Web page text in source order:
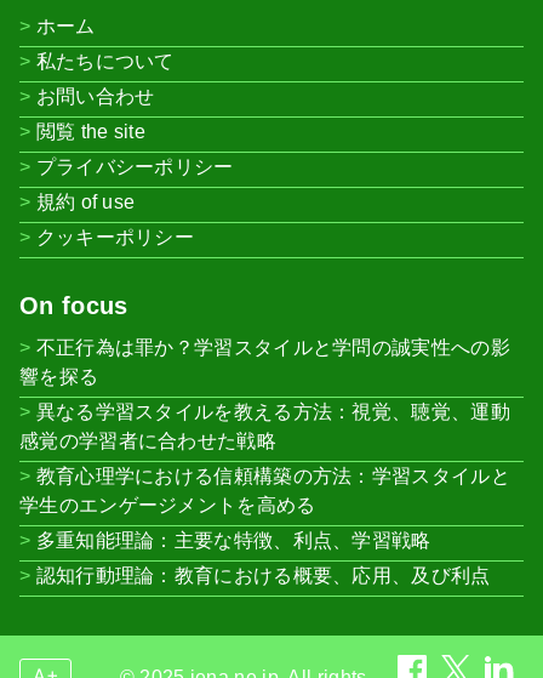
ホーム
私たちについて
お問い合わせ
閲覧 the site
プライバシーポリシー
規約 of use
クッキーポリシー
On focus
不正行為は罪か？学習スタイルと学問の誠実性への影
響を探る
異なる学習スタイルを教える方法：視覚、聴覚、運動
感覚の学習者に合わせた戦略
教育心理学における信頼構築の方法：学習スタイルと
学生のエンゲージメントを高める
多重知能理論：主要な特徴、利点、学習戦略
認知行動理論：教育における概要、応用、及び利点